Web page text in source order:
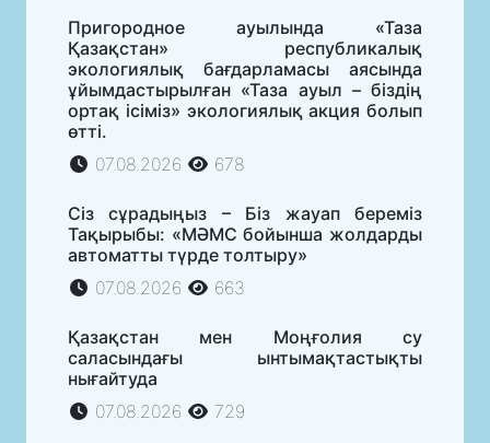
Пригородное ауылында «Таза
Қазақстан» республикалық
экологиялық бағдарламасы аясында
ұйымдастырылған «Таза ауыл – біздің
ортақ ісіміз» экологиялық акция болып
өтті.
07.08.2026
678
Сіз сұрадыңыз – Біз жауап береміз
Тақырыбы: «МӘМС бойынша жолдарды
автоматты түрде толтыру»
07.08.2026
663
Қазақстан мен Моңғолия су
саласындағы ынтымақтастықты
нығайтуда
07.08.2026
729